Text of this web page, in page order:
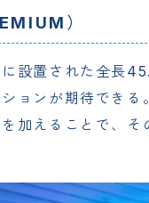
）
設置された全長
ョンが期待でき
加えることで、